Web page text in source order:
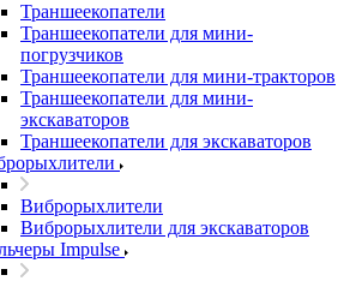
Траншеекопатели
Траншеекопатели для мини-
погрузчиков
Траншеекопатели для мини-тракторов
Траншеекопатели для мини-
экскаваторов
Траншеекопатели для экскаваторов
Виброрыхлители
Виброрыхлители для экскаваторов
Impulse